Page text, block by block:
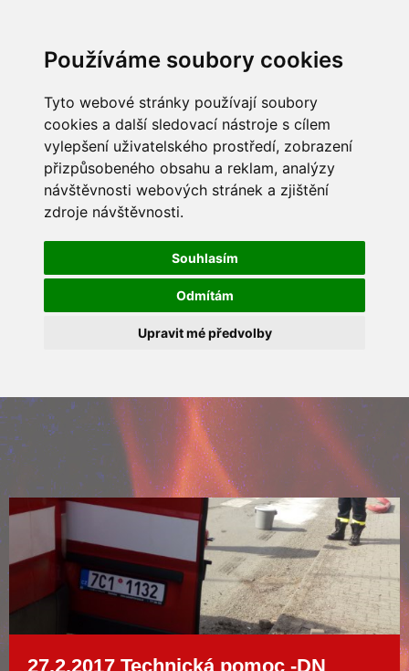
Používáme soubory cookies
Tyto webové stránky používají soubory
cookies a další sledovací nástroje s cílem
vylepšení uživatelského prostředí, zobrazení
přizpůsobeného obsahu a reklam, analýzy
návštěvnosti webových stránek a zjištění
zdroje návštěvnosti.
Souhlasím
Odmítám
Upravit mé předvolby
27.2.2017 Technická pomoc -DN